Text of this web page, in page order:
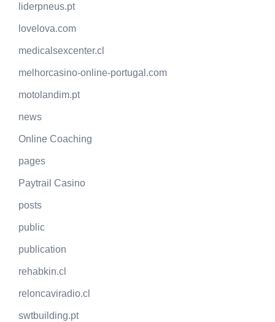
liderpneus.pt
lovelova.com
medicalsexcenter.cl
melhorcasino-online-portugal.com
motolandim.pt
news
Online Coaching
pages
Paytrail Casino
posts
public
publication
rehabkin.cl
reloncaviradio.cl
swtbuilding.pt